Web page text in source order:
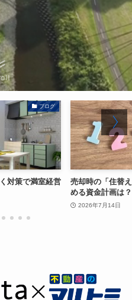
ブログ
対策で満室経営
売却時の「住替
める資金計画は？
2026年7月14日